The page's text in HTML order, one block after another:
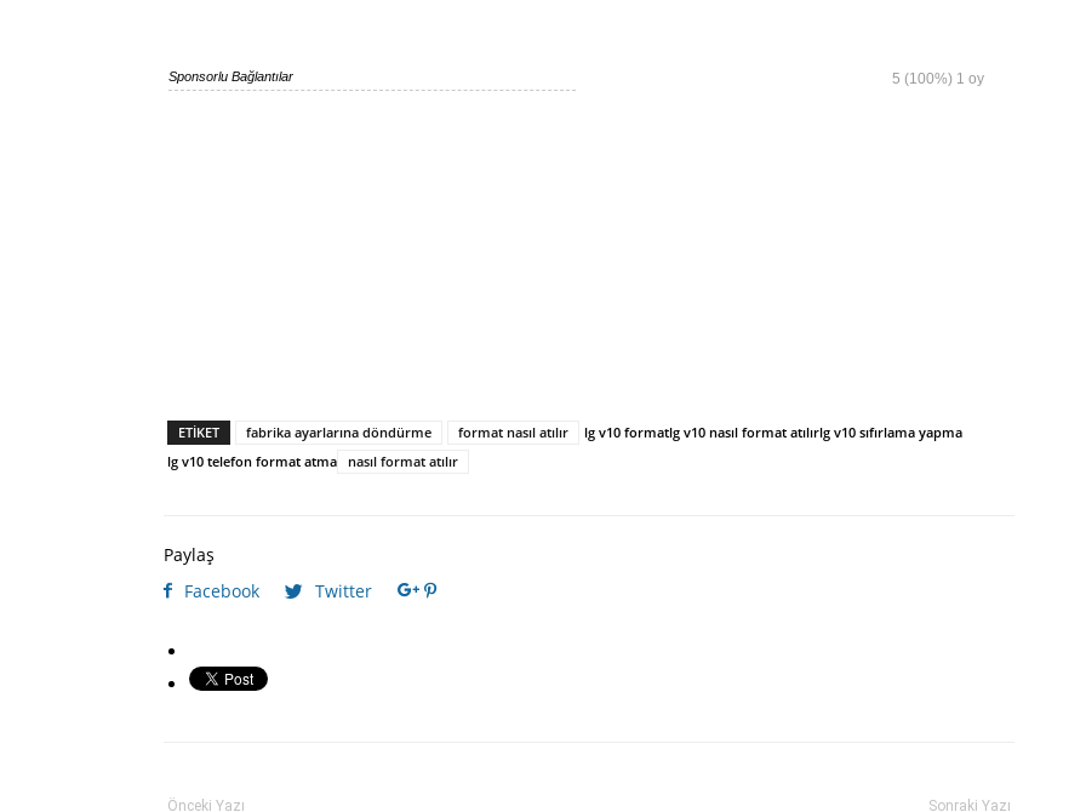
5 (100%) 1 oy
Sponsorlu Bağlantılar
ETIKET fabrika ayarlarına döndürme format nasıl atılır lg v10 formatlg v10 nasıl format atılırlg v10 sıfırlama yapma
lg v10 telefon format atma
nasıl format atılır
Paylaş
Facebook
Twitter
Önceki Yazı Sonraki Yazı